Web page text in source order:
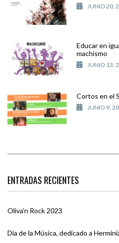
JUNIO 20,
Educar en
machismo
JUNIO 13,
Cortos en el
JUNIO 9,
ENTRADAS RECIENTES
Oliva’n Rock 2023
Día de la Música, dedicado a